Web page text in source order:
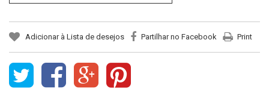
Adicionar à Lista de desejos Partilhar no Facebook Print